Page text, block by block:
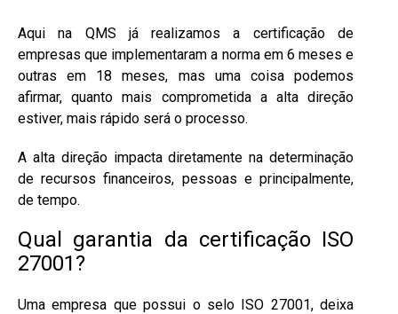
Aqui na
QMS já realizamos a certificação de
empresas que implementaram a norma em 6 meses e
outras em 18 meses, mas uma coisa podemos
afirmar, quanto mais comprometida a alta direção
estiver, mais rápido será o processo.
A alta direção impacta diretamente na determinação
de recursos financeiros, pessoas e principalmente,
de tempo.
Qual garantia da certificação ISO
27001?
Uma empresa que possui o selo ISO 27001, deixa